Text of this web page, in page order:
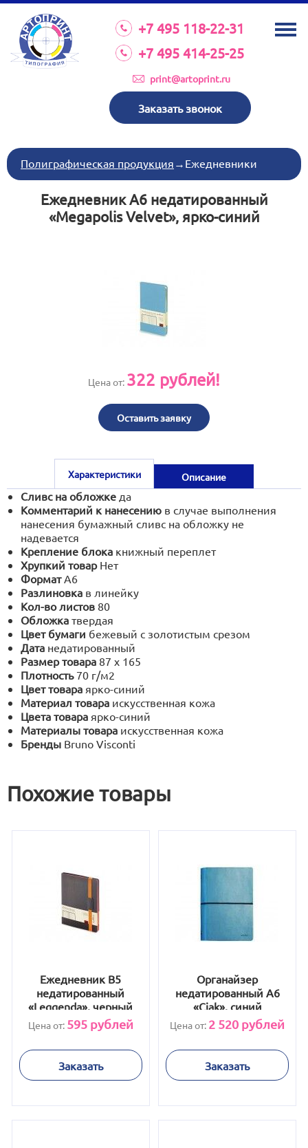
+7 495 118-22-31
+7 495 414-25-25
print@artoprint.ru
Заказать звонок
О КОМПАНИИ
УСЛУГИ
КАТАЛОГ
ТРЕБОВАНИЯ К МАКЕТАМ
НОВОСТИ
ИНВЕСТИЦИИ
КОНТАКТЫ
пн-пт 8:30 17:00
Полиграфическая продукция → Ежедневники
Ежедневник А6 недатированный
«Megapolis Velvet», ярко-синий
Цена от: 322 рублей!
Оставить заявку
Характеристики Описание
Сливс на обложке да
Комментарий к нанесению в случае выполнения
нанесения бумажный сливс на обложку не
надевается
Крепление блока книжный переплет
Хрупкий товар Нет
Формат А6
Разлиновка в линейку
Кол-во листов 80
Обложка твердая
Цвет бумаги бежевый с золотистым срезом
Дата недатированный
Размер товара 87 х 165
Плотность 70 г/м2
Цвет товара ярко-синий
Материал товара искусственная кожа
Цвета товара ярко-синий
Материалы товара искусственная кожа
Бренды Bruno Visconti
Похожие товары
Ежедневник В5
недатированный
«Leggenda», черный
Цена от: 595рублей
Заказать
Органайзер
недатированный А6
«Ciak», синий
Цена от: 2 520 рублей
Заказать